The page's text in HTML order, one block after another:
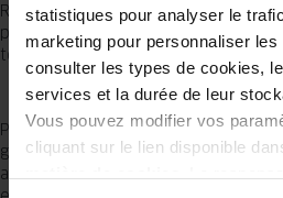
statistiques pour analyser le
marketing pour personnaliser
consulter les types de cookies,
services et la durée de leur
Vous pouvez modifier vos
cliquant sur le lien disponible
Rhône-Alpes. Grâce à ce faible taux
pouvez jouir de températures
tout en effectuant des économies
Pour une durabilité optimale, les
grâce à la robustesse des éléments
armature solide pour vous garantir